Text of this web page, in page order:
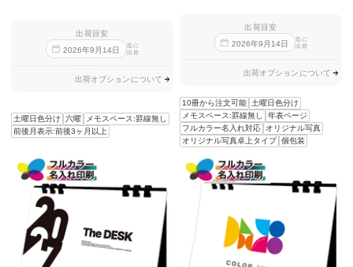
出荷目安
2026年9 月 14日
迄に
出荷
出荷オプションについて
土曜日色分け 六曜
メモスペース:罫線無し
前後月表示:前後3ヶ月以上
出荷目安
2026年9 月14日
迄に
出荷
出荷オプションについて
10冊から注文可能 土曜日色分け
メモスペース:罫線無し
年表ページ
フルカラー名入れ対応
オリジナル写真
オリジナル写真卓上タイプ 個包装